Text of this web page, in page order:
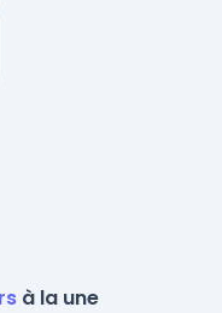
à la une